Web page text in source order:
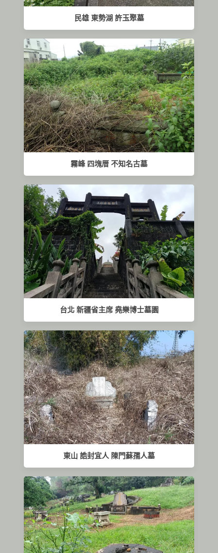
民雄 東勢湖 許玉聚墓
霧峰 四塊厝 不知名古墓
台北 新疆省主席 堯樂博士墓園
東山 誥封宜人 陳門蘇孺人墓